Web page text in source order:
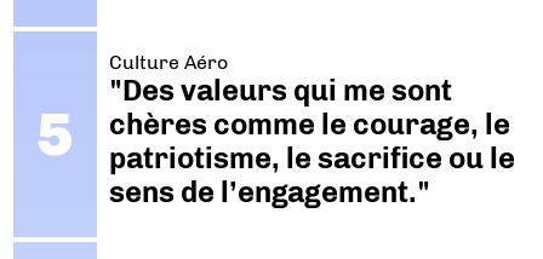
Culture Aéro
"Des valeurs qui me sont
chères comme le courage, le
patriotisme, le sacrifice ou le
sens de l’engagement."